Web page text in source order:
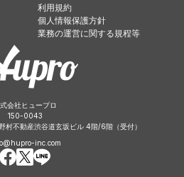
利用規約
個人情報保護方針
業務の運営に関する規程等
会社ヒュープロ
150-0043
不動産渋谷道玄坂ビル 4階/6階（受付）
inc.com